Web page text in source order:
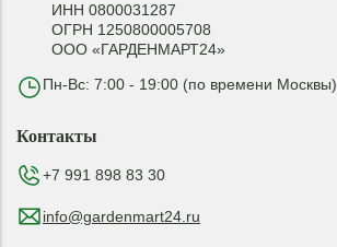
ИНН 0800031287
ОГРН 1250800005708
ООО «ГАРДЕНМАРТ24»
Пн-Вс: 7:00 - 19:00 (по времени Москвы)
Контакты
+7 991 898 83 30
info@gardenmart24.ru